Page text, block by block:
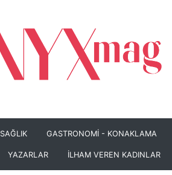
SAĞLIK GASTRONOMİ - KONAKLAMA
YAZARLAR İLHAM VEREN KADINLAR